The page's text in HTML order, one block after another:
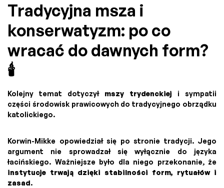
Tradycyjna msza i
konserwatyzm: po co
wracać do dawnych form?
🕯️
Kolejny temat dotyczył mszy trydenckiej i sympatii
części środowisk prawicowych do tradycyjnego obrządku
katolickiego.
Korwin-Mikke opowiedział się po stronie tradycji. Jego
argument nie sprowadzał się wyłącznie do języka
łacińskiego. Ważniejsze było dla niego przekonanie, że
instytucje trwają dzięki stabilności form, rytuałów i
zasad.